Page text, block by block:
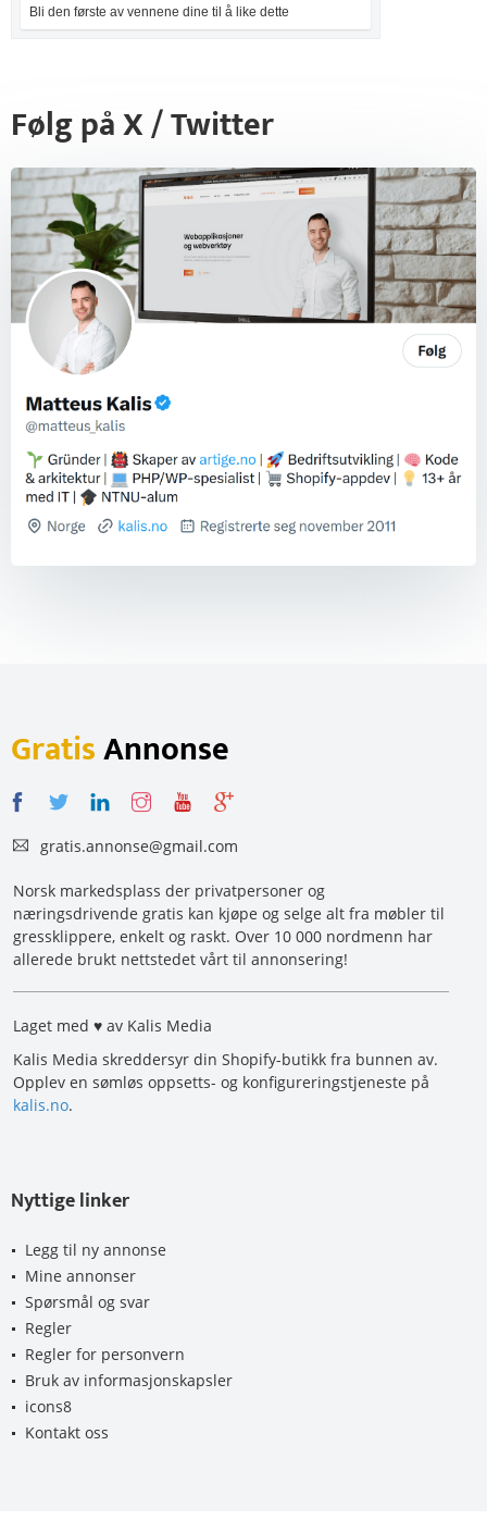
Bli den første av vennene dine til å like dette
Følg på X / Twitter
GratisAnnonse
gratis.annonse@gmail.com
Norsk markedsplass der privatpersoner og
næringsdrivende gratis kan kjøpe og selge alt fra møbler til
gressklippere, enkelt og raskt. Over 10 000 nordmenn har
allerede brukt nettstedet vårt til annonsering!
Laget med ♥ av Kalis Media
Kalis Media skreddersyr din Shopify-butikk fra bunnen av.
Opplev en sømløs oppsetts- og konfigureringstjeneste på
kalis.no.
Nyttige linker
Legg til ny annonse
Mine annonser
Spørsmål og svar
Regler
Regler for personvern
Bruk av informasjonskapsler
icons8
Kontakt oss